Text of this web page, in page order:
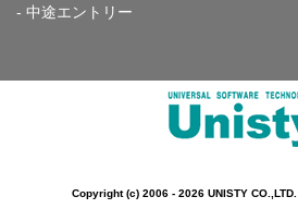
- 中途エントリー
Copyright (c) 2006 - 2026 UNISTY